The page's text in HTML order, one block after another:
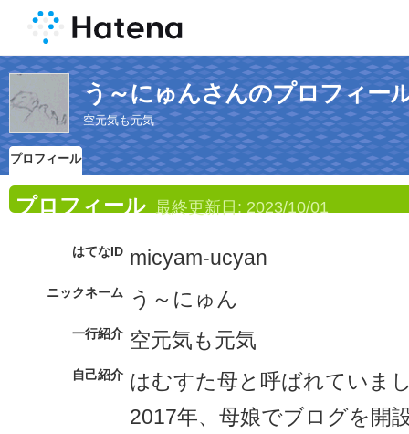
う～にゅんさんのプロフィー
空元気も元気
プロフィール
プロフィール 最終更新日: 2023/10/01
はてなID micyam-ucyan
ニックネーム う～にゅん
一行紹介 空元気も元気
自己紹介 はむすた母と呼ばれていま
2017年、母娘でブログを開